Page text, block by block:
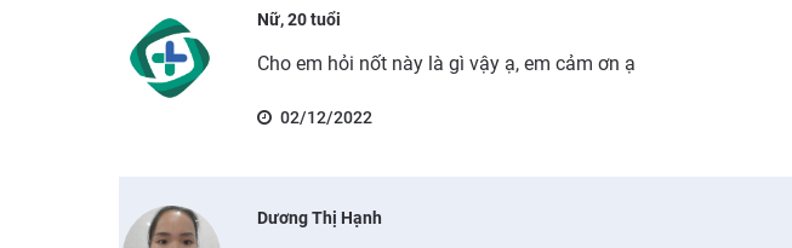
Nữ, 20 tuổi
Cho em hỏi nốt này là gì vậy ạ, em cảm ơn ạ
02/12/2022
Dương Thị Hạnh